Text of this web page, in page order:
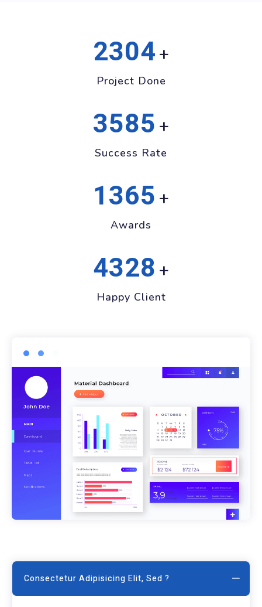
2304+
Project Done
3585 +
Success Rate
1365 +
Awards
4328 +
Happy Client
Consectetur Adipisicing Elit, Sed ?